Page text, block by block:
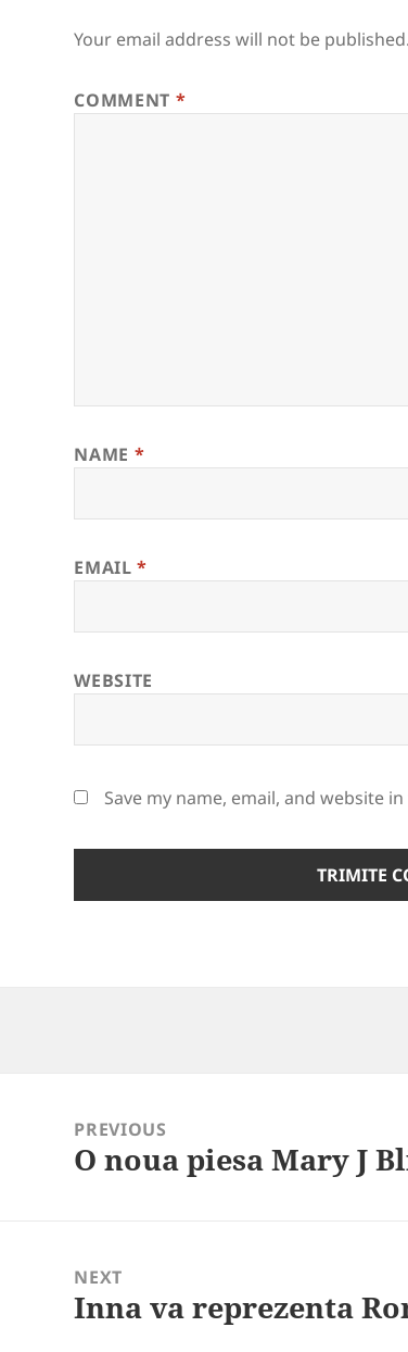
Your email address will not be published.
COMMENT *
NAME *
EMAIL*
WEBSITE
Save my name, email, and website
navigationPREVIOUS
Previous
O noua piesa Mary J
NEXT
Next
Inna va reprezenta